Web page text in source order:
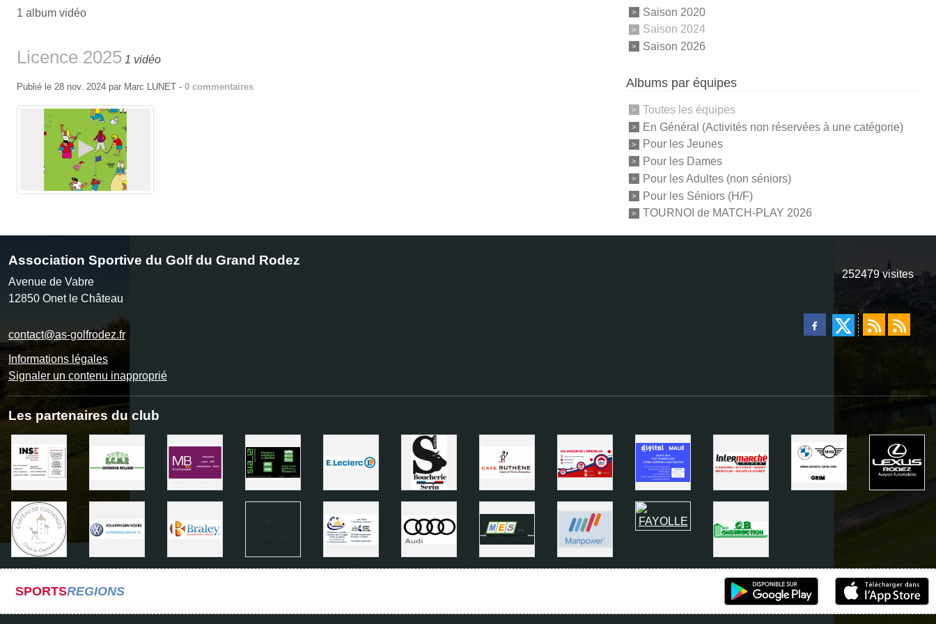
1 album vidéo
Licence 2025 1 vidéo
Publié le 28 nov. 2024 par Marc LUNET - 0 commentaires
Saison 2020
Saison 2024
Saison 2026
Albums par équipes
Toutes les équipes
En Général (Activités non réservées à une catégorie)
Pour les Jeunes
Pour les Dames
Pour les Adultes (non séniors)
Pour les Séniors (H/F)
TOURNOI de MATCH-PLAY 2026
Association Sportive du Golf du Grand Rodez
Avenue de Vabre
12850 Onet le Château
contact@as-golfrodez.fr
Informations légales
Signaler un contenu inapproprié
252479visites
Les partenaires du club
SPORTSREGIONS